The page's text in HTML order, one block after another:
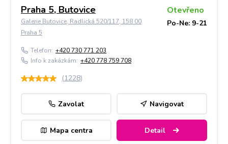
Praha 5, Butovice
Galerie Butovice, Radlická 520/117, 158 00
Praha 5
Otevřeno
Po-Ne: 9-21
Telefon: +420 730 771 203
Info k zakázkám: +420 778 759 708
(1228)
Zavolat Navigovat
Mapa centra Detail